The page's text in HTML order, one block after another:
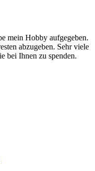
mein Hobby aufgegeben.
abzugeben. Sehr viele
bei Ihnen zu spenden.